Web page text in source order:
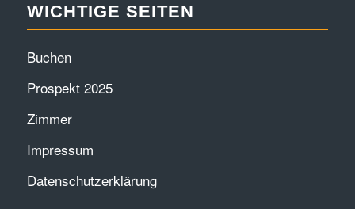
WICHTIGE SEITEN
Buchen
Prospekt 2025
Zimmer
Impressum
Datenschutzerklärung